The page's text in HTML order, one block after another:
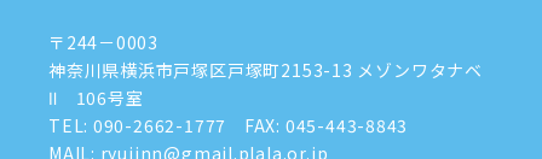
2024年5月(2)
2024年4月(3)
〒244－0003
神奈川県横浜市戸塚区戸塚町2153-13 メゾンワタナベ
Ⅱ 106号室
TEL: 090-2662-1777
FAX: 045-443-8843
MAIL: ryujinn@gmail.plala.or.jp